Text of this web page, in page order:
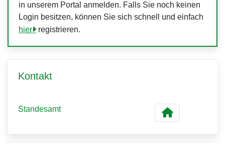
in unserem Portal anmelden. Falls Sie noch keinen
Login besitzen, können Sie sich schnell und einfach
hier
registrieren.
Kontakt
Standesamt